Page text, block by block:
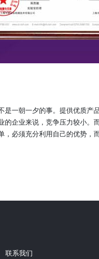
一朝一夕的事。提供优质产
企业来说，竞争压力较小。
必须充分利用自己的优势，
联系我们